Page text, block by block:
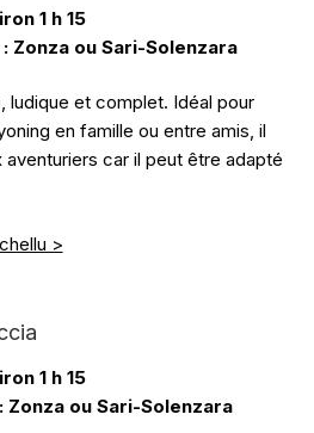
1 h 15
Zonza ou Sari-Solenzara
ludique et complet. Idéal pour
en famille ou entre amis, il
car il peut être adapté
>
1 h 15
ou Sari-Solenzara